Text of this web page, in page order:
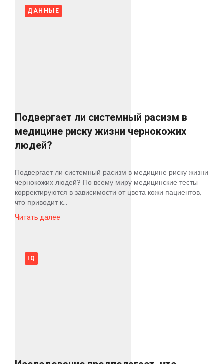
ДАННЫЕ
Подвергает ли системный расизм в
медицине риску жизни чернокожих
людей?
Подвергает ли системный расизм в медицине риску жизни
чернокожих людей? По всему миру медицинские тесты
корректируются в зависимости от цвета кожи пациентов,
что приводит к...
Читать далее
IQ